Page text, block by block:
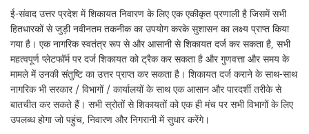
ई-संवाद उत्तर प्रदेश में शिकायत निवारण के लिए एक एकीकृत प्रणाली है जिसमें सभी
हितधारकों से जुड़ी नवीनतम तकनीक का उपयोग करके सुशासन का लक्ष्य प्राप्त किया
गया है। एक नागरिक स्वतंत्र रूप से और आसानी से शिकायत दर्ज कर सकता है, सभी
महत्वपूर्ण प्लेटफॉर्म पर दर्ज शिकायत को ट्रैक कर सकता है और गुणवत्ता और समय के
मामले में उनकी संतुष्टि का उत्तर प्राप्त कर सकता है। शिकायत दर्ज कराने के साथ-साथ
नागरिक भी सरकार / विभागों / कार्यालयों के साथ एक आसान और पारदर्शी तरीके से
बातचीत कर सकते हैं। सभी स्रोतों से शिकायतों को एक ही मंच पर सभी विभागों के लिए
उपलब्ध होगा जो पहुंच, निवारण और निगरानी में सुधार करेंगे।